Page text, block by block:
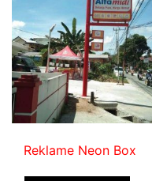
Reklame Neon Box